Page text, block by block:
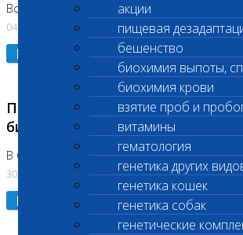
акции
пищевая
бешенство
биохимия выпоты,
биохимия крови
взятие проб и
витамины
гематология
генетика других
генетика кошек
генетика собак
генетические
Во Владыкино
04.08.2026
Подробнее
Приостановлено выполнение
биохимических исследований
В Сколково. Код (123,309,310)
30.07.2026
Подробнее